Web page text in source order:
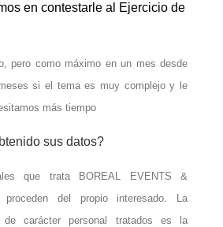
en contestarle al Ejercicio de
pero como máximo en un mes desde
si el tema es muy complejo y le
más tiempo
sus datos?
que trata BOREAL EVENTS &
proceden del propio interesado. La
carácter personal tratados es la